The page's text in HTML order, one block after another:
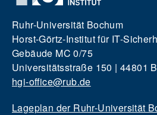
Ruhr-Universität Bochum
Horst-Görtz-Institut für IT-
Gebäude MC 0/75
Universitätsstraße 150 | 44801
hgi-office@rub.de
Lageplan der Ruhr-Universität